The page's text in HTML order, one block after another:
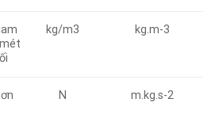
kg/m3 kg.m-3
N m.kg.s-2